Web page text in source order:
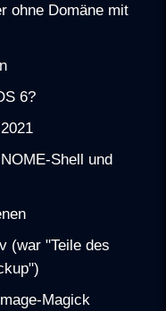
ohne Domäne mit
6?
Shell und
(war "Teile des
Magick